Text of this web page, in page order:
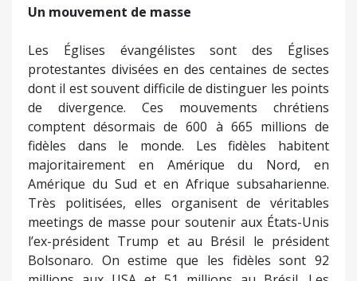
Un mouvement de masse
Les Églises évangélistes sont des Églises
protestantes divisées en des centaines de sectes
dont il est souvent difficile de distinguer les points
de divergence. Ces mouvements chrétiens
comptent désormais de 600 à 665 millions de
fidèles dans le monde. Les fidèles habitent
majoritairement en Amérique du Nord, en
Amérique du Sud et en Afrique subsaharienne.
Très politisées, elles organisent de véritables
meetings de masse pour soutenir aux États-Unis
l’ex-président Trump et au Brésil le président
Bolsonaro. On estime que les fidèles sont 92